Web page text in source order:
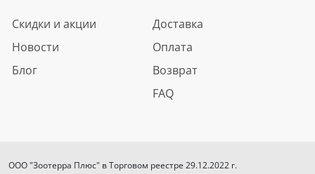
Скидки и акции
Новости
Блог
Доставка
Оплата
Возврат
FAQ
ООО "Зоотерра Плюс" в Торговом реестре 29.12.2022 г.